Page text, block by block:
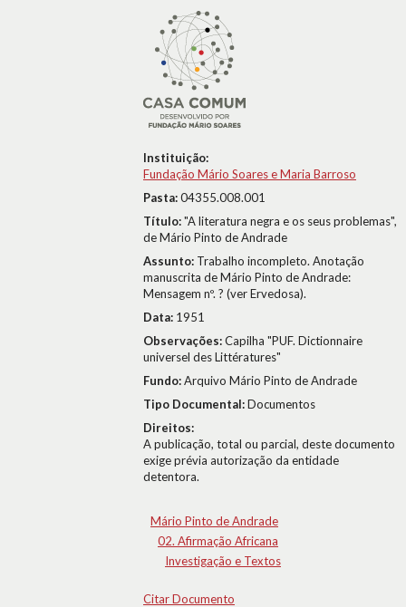
Instituição:
Fundação Mário Soares e Maria Barroso
Pasta:04355.008.001
Título:"A literatura negra e os seus problemas",
de Mário Pinto de Andrade
Assunto: Trabalho incompleto. Anotação
manuscrita de Mário Pinto de Andrade:
Mensagem nº. ? (ver Ervedosa).
Data: 1951
Observações:Capilha "PUF. Dictionnaire
universel des Littératures"
Fundo:Arquivo Mário Pinto de Andrade
Tipo Documental:Documentos
Direitos:
A publicação, total ou parcial, deste documento
exige prévia autorização da entidade
detentora.
Mário Pinto de Andrade
02. Afirmação Africana
Investigação e Textos
Citar Documento